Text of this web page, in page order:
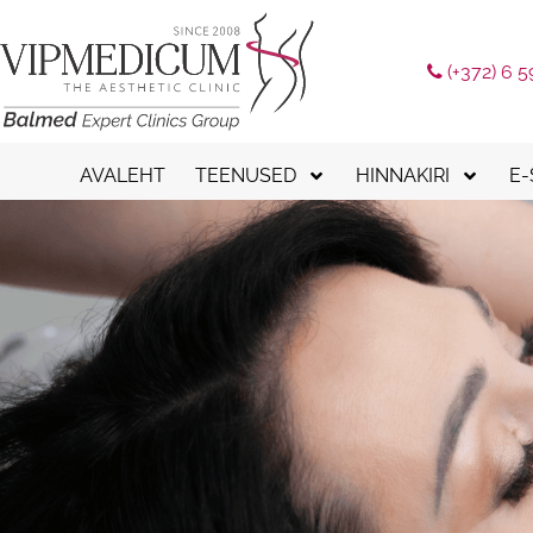
(+372) 6
AVALEHT TEENUSED
Kinkekaart
Ilusüstid
Näoniidid
Aparaatne kosmetoloogia
Laserravi
Keha modelleerimine
HINNAKIRI
Konsultatsioonid
Esmane protseduur
Suvised paketid
Aparaatne
Laserravi
E-